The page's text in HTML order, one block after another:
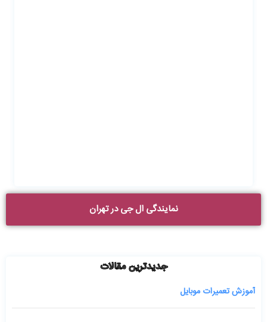
نمایندگی ال جی در تهران
جدیدترین مقالات
آموزش تعمیرات موبایل